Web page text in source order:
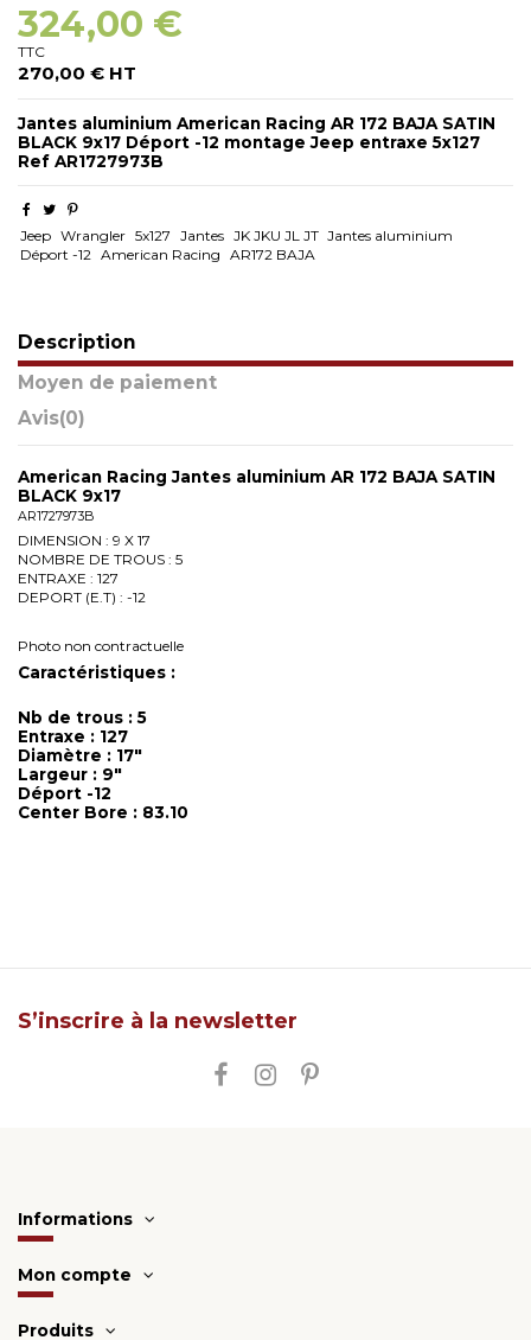
324,00 €
TTC
270,00 € HT
Jantes aluminium American Racing AR 172 BAJA SATIN
BLACK 9x17 Déport -12 montage Jeep entraxe 5x127
Ref AR1727973B
Jeep Wrangler 5x127 Jantes JK JKU JL JT Jantes aluminium
Déport -12
American Racing AR172 BAJA
Description
Moyen de paiement
Avis(0)
American Racing Jantes aluminium AR 172 BAJA SATIN
BLACK 9x17
AR1727973B
DIMENSION : 9 X 17
NOMBRE DE TROUS : 5
ENTRAXE : 127
DEPORT (E.T) : -12
Photo non contractuelle
Caractéristiques :
Nb de trous : 5
Entraxe : 127
Diamètre : 17"
Largeur : 9"
Déport -12
Center Bore : 83.10
S’inscrire à la newsletter
Informations
Mon compte
Produits